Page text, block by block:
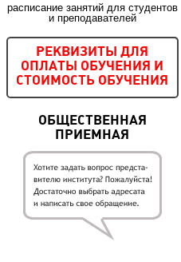
расписание занятий для студентов
и преподавателей
РЕКВИЗИТЫ ДЛЯ
ОПЛАТЫ ОБУЧЕНИЯ И
СТОИМОСТЬ ОБУЧЕНИЯ
ОБЩЕСТВЕННАЯ
ПРИЕМНАЯ